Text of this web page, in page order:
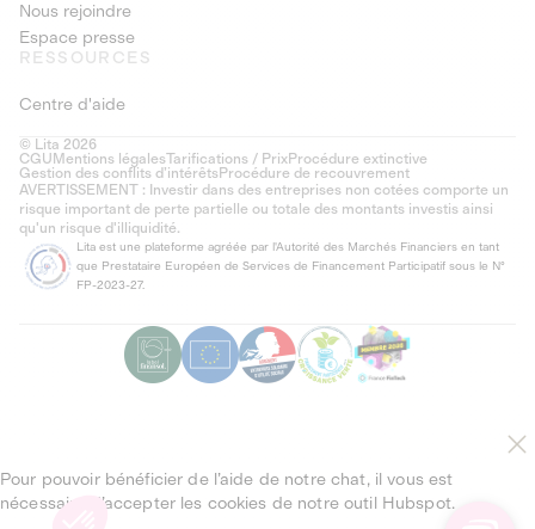
Nous rejoindre
Espace presse
RESSOURCES
Centre d'aide
© Lita 2026
CGU Mentions légalesTarifications / PrixProcédure extinctive
Gestion des conflits d’intérêtsProcédure de recouvrement
AVERTISSEMENT : Investir dans des entreprises non cotées comporte un
risque important de perte partielle ou totale des montants investis ainsi
qu'un risque d'illiquidité.
Lita est une plateforme agréée par l'Autorité des Marchés Financiers en tant
que Prestataire Européen de Services de Financement Participatif sous le N°
FP-2023-27.
Pour pouvoir bénéficier de l’aide de notre chat, il vous est
nécessaire d’accepter les cookies de notre outil Hubspot.